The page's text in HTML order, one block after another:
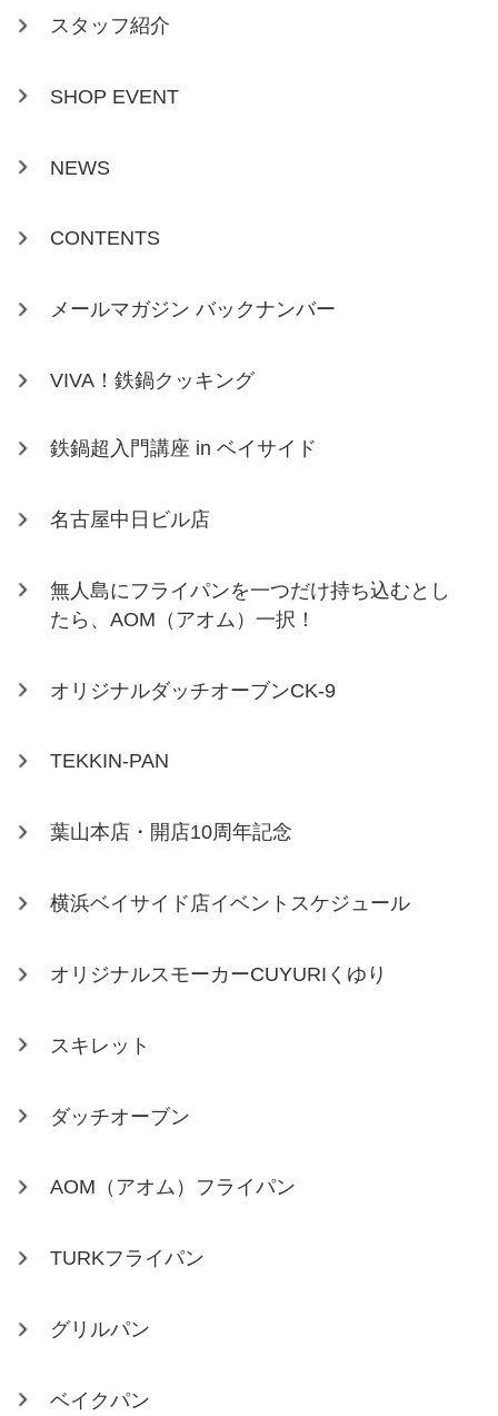
スタッフ紹介
SHOP EVENT
NEWS
CONTENTS
メールマガジン バックナンバー
VIVA！鉄鍋クッキング
鉄鍋超入門講座 in ベイサイド
名古屋中日ビル店
無人島にフライパンを一つだけ持ち込むとし
たら、AOM（アオム）一択！
オリジナルダッチオーブンCK-9
TEKKIN-PAN
葉山本店・開店10周年記念
横浜ベイサイド店イベントスケジュール
オリジナルスモーカーCUYURIくゆり
スキレット
ダッチオーブン
AOM（アオム）フライパン
TURKフライパン
グリルパン
ベイクパン